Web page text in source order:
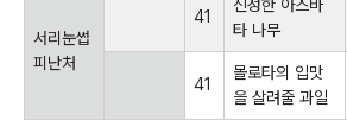
서리눈썹
피난처
41
신성한 아스바
타 나무
41
몰로타의 입맛
을 살려줄 과일